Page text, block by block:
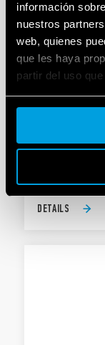
información
nuestros
web, quienes
que les haya
partir del uso
Cookie policy.
TIPO 6K.T0
Material de
DETAILS